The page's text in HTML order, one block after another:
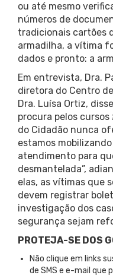
ou até mesmo
números de
tradicionais cartões
armadilha, a vítima
dados e pronto: a
Em entrevista, Dra.
diretora do Centro
Dra. Luísa Ortiz,
procura pelos cursos
do Cidadão nunca
estamos
atendimento para
desmantelada”,
elas, as vítimas que
devem registrar
investigação dos
segurança sejam
PROTEJA-SE DOS
Não clique em links
de SMS e e-mail que